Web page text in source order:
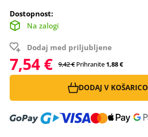
Dostopnost:
Na zalogi
Dodaj med priljubljene
7,54 € 9,42 € Prihranite1,88 €
DODAJ V KOŠARICO